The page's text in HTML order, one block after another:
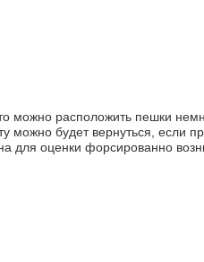
можно расположить пешки
можно будет вернуться, если
для оценки форсированно